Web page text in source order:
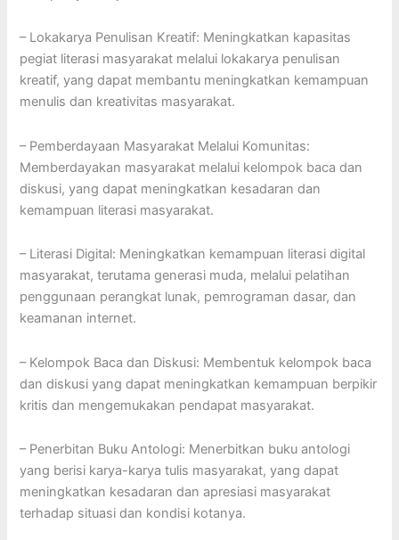
– Lokakarya Penulisan Kreatif: Meningkatkan kapasitas
pegiat literasi masyarakat melalui lokakarya penulisan
kreatif, yang dapat membantu meningkatkan kemampuan
menulis dan kreativitas masyarakat.
– Pemberdayaan Masyarakat Melalui Komunitas:
Memberdayakan masyarakat melalui kelompok baca dan
diskusi, yang dapat meningkatkan kesadaran dan
kemampuan literasi masyarakat.
– Literasi Digital: Meningkatkan kemampuan literasi digital
masyarakat, terutama generasi muda, melalui pelatihan
penggunaan perangkat lunak, pemrograman dasar, dan
keamanan internet.
– Kelompok Baca dan Diskusi: Membentuk kelompok baca
dan diskusi yang dapat meningkatkan kemampuan berpikir
kritis dan mengemukakan pendapat masyarakat.
– Penerbitan Buku Antologi: Menerbitkan buku antologi
yang berisi karya-karya tulis masyarakat, yang dapat
meningkatkan kesadaran dan apresiasi masyarakat
terhadap situasi dan kondisi kotanya.